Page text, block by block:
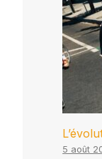
5 août